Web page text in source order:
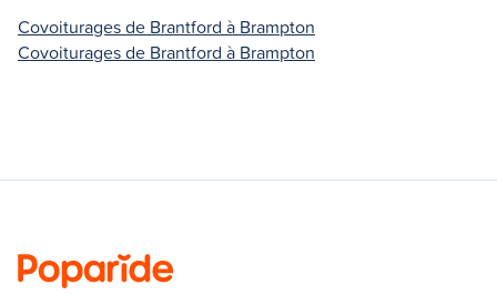
Covoiturages de Brantford à Brampton
Covoiturages de Brantford à Brampton